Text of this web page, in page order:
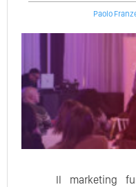
Paolo
Il marketing